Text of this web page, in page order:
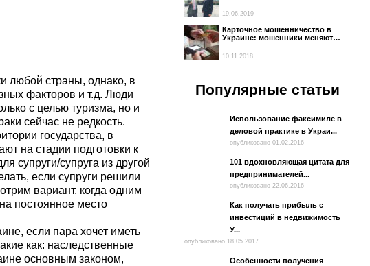
любой страны, однако, в
факторов и т.д. Люди
с целью туризма, но и
сейчас не редкость.
государства, в
на стадии подготовки к
супруги/супруга из другой
если супруги решили
вариант, когда одним
постоянное место
если пара хочет иметь
как: наследственные
основным законом,
19.06.2019
Карточное мошенничество в
Украине: мошенники меняют…
10.11.2018
Популярные статьи
Использование факсимиле в
деловой практике в Украи...
опубликовано 01.02.2016
101 вдохновляющая цитата для
предпринимателей...
опубликовано 22.06.2016
Как получать прибыль с
инвестиций в недвижимость
У...
опубликовано 18.05.2017
Особенности получения